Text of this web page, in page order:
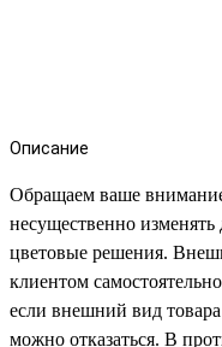
Описание
Обращаем ваше
несущественно
цветовые решения.
клиентом
если внешний вид товара
можно отказаться. В